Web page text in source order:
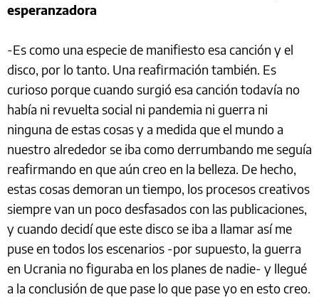
esperanzadora
-Es como una especie de manifiesto esa canción y el
disco, por lo tanto. Una reafirmación también. Es
curioso porque cuando surgió esa canción todavía no
había ni revuelta social ni pandemia ni guerra ni
ninguna de estas cosas y a medida que el mundo a
nuestro alrededor se iba como derrumbando me seguía
reafirmando en que aún creo en la belleza. De hecho,
estas cosas demoran un tiempo, los procesos creativos
siempre van un poco desfasados con las publicaciones,
y cuando decidí que este disco se iba a llamar así me
puse en todos los escenarios -por supuesto, la guerra
en Ucrania no figuraba en los planes de nadie- y llegué
a la conclusión de que pase lo que pase yo en esto creo.